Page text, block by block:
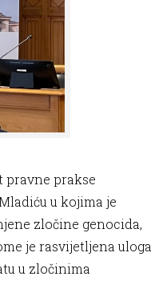
pravne prakse
u kojima je
zločine genocida,
je rasvijetljena uloga
u zločinima